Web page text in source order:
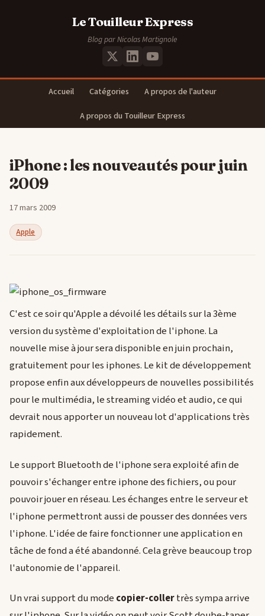
Le Touilleur Express
Blog par Nicolas Martignole
Accueil Catégories
A propos de l'auteur
A propos du Touilleur Express
iPhone : les nouveautés pour juin
2009
17 mars 2009
Apple
C'est ce soir qu'Apple a dévoilé les détails sur la 3ème
version du système d'exploitation de l'iphone. La
nouvelle mise à jour sera disponible en juin prochain,
gratuitement pour les iphones. Le kit de développement
propose enfin aux développeurs de nouvelles possibilités
pour le multimédia, le streaming vidéo et audio, ce qui
devrait nous apporter un nouveau lot d'applications très
rapidement.
Le support Bluetooth de l'iphone sera exploité afin de
pouvoir s'échanger entre iphone des fichiers, ou pour
pouvoir jouer en réseau. Les échanges entre le serveur et
l'iphone permettront aussi de pousser des données vers
l'iphone. L'idée de faire fonctionner une application en
tâche de fond a été abandonné. Cela grève beaucoup trop
l'autonomie de l'appareil.
Un vrai support du mode copier-collertrès sympa arrive